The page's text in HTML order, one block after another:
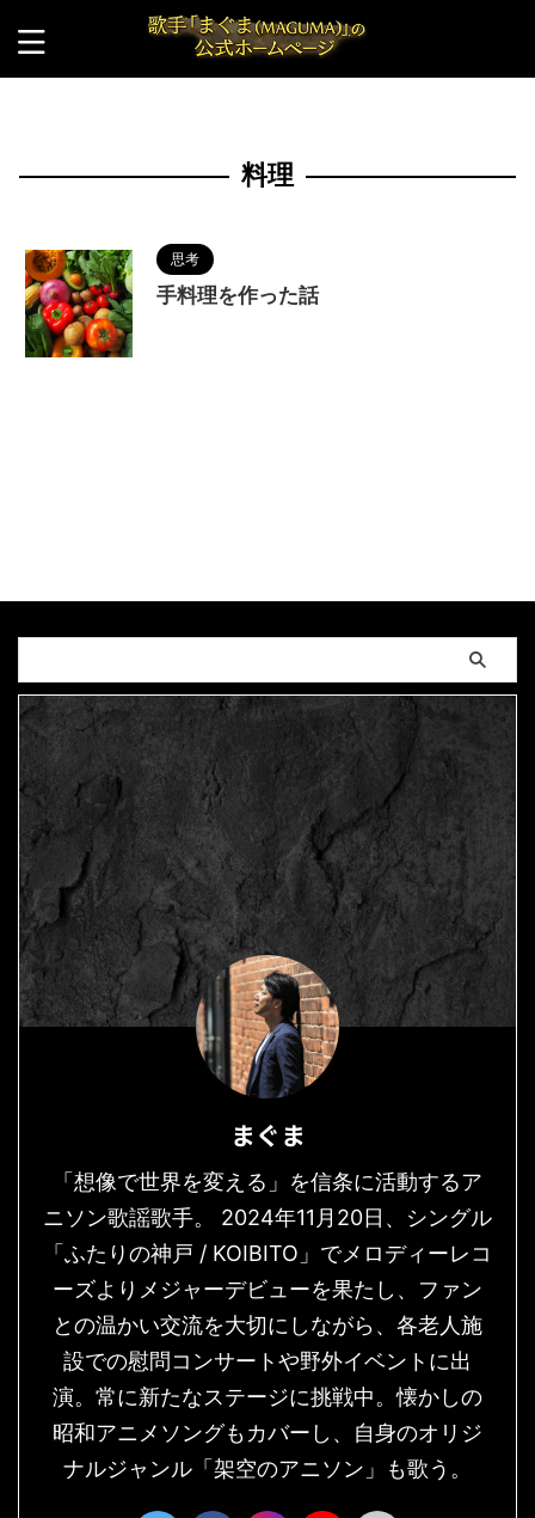
料理
思考
手料理を作った話
まぐま
「想像で世界を変える」を信条に活動するア
ニソン歌謡歌手。 2024年11月20日、シングル
「ふたりの神戸 / KOIBITO」でメロディーレコ
ーズよりメジャーデビューを果たし、ファン
との温かい交流を大切にしながら、各老人施
設での慰問コンサートや野外イベントに出
演。常に新たなステージに挑戦中。懐かしの
昭和アニメソングもカバーし、自身のオリジ
ナルジャンル「架空のアニソン」も歌う。